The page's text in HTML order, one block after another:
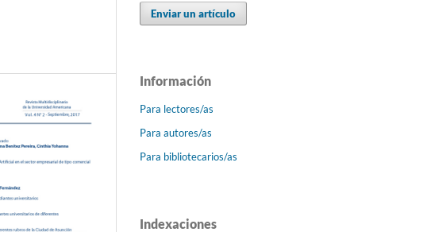
Enviar un artículo
Información
Para lectores/as
Para autores/as
Para bibliotecarios/as
Indexaciones